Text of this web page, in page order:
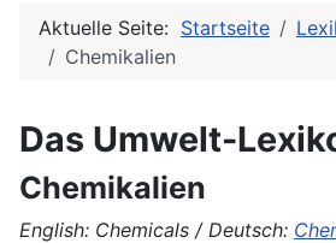
Aktuelle Seite: Startseite
Chemikalien
Das Umwelt-
Chemikalien
English: Chemicals / Deutsch: